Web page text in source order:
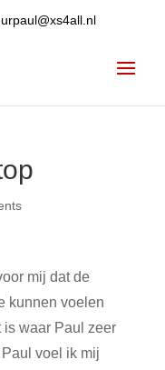
mij dat de
kunnen voelen
is waar Paul zeer
voel ik mij